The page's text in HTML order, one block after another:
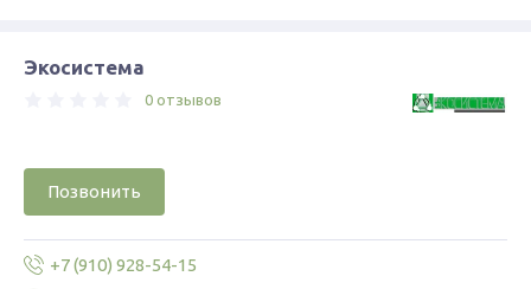
Экосистема
0 отзывов
Позвонить
+7 (910) 928-54-15